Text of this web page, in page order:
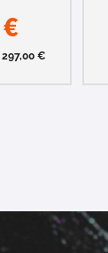
€
297,00 €